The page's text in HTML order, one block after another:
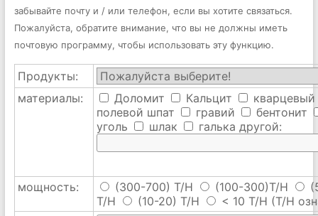
забывайте почту и / или телефон, если вы хотите связаться.
Пожалуйста, обратите внимание, что вы не должны иметь
почтовую программу, чтобы использовать эту функцию.
Продукты:
материалы:
Доломит Кальцит
кварцевый
полевой шпат
гравий
бентонит
уголь
шлак галька другой:
мощность: (300-700) T/H (100-300)T/H
T/H
(10-20) T/H < 10 T/H (T/H